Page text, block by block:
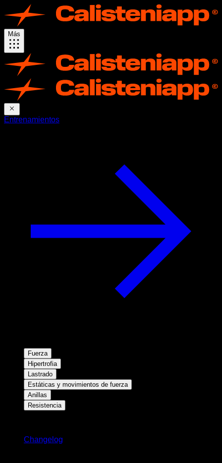
Más
Entrenamientos
Fuerza
Hipertrofia
Lastrado
Estáticas y movimientos de fuerza
Anillas
Resistencia
Changelog